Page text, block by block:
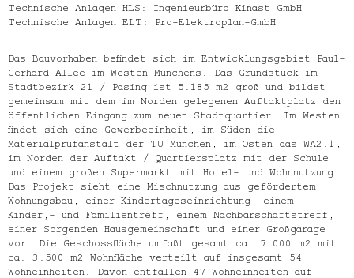
Technische Anlagen HLS: Ingenieurbüro Kinast GmbH
Technische Anlagen ELT: Pro-Elektroplan-GmbH
Das Bauvorhaben befindet sich im Entwicklungsgebiet Paul-
Gerhard-Allee im Westen Münchens. Das Grundstück im
Stadtbezirk 21 / Pasing ist 5.185 m2 groß und bildet
gemeinsam mit dem im Norden gelegenen Auftaktplatz den
öffentlichen Eingang zum neuen Stadtquartier. Im Westen
findet sich eine Gewerbeeinheit, im Süden die
Materialprüfanstalt der TU München, im Osten das WA2.1,
im Norden der Auftakt / Quartiersplatz mit der Schule
und einem großen Supermarkt mit Hotel- und Wohnnutzung.
Das Projekt sieht eine Mischnutzung aus gefördertem
Wohnungsbau, einer Kindertageseinrichtung, einem
Kinder,- und Familientreff, einem Nachbarschaftstreff,
einer Sorgenden Hausgemeinschaft und einer Großgarage
vor. Die Geschossfläche umfaßt gesamt ca. 7.000 m2 mit
ca. 3.500 m2 Wohnfläche verteilt auf insgesamt 54
Wohneinheiten. Davon entfallen 47 Wohneinheiten auf